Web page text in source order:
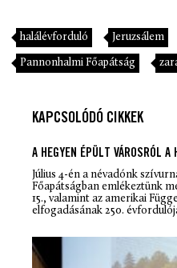
halálévforduló Jeruzsálem
Pannonhalmi Főapátság
KAPCSOLÓDÓ CIKKEK
A HEGYEN ÉPÜLT VÁROSRÓL A
Július 4-én a névadónk
Főapátságban emlékeztünk
15., valamint az amerikai
elfogadásának 250.